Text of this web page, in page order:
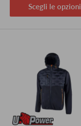
Scegli le opzioni